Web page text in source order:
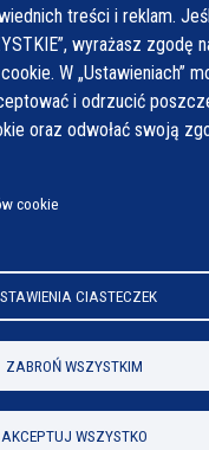
treści i reklam.
wyrażasz zgodę
W „Ustawieniach”
i odrzucić
oraz odwołać swoją
cookie
CIASTECZEK
ZABROŃ WSZYSTKIM
AKCEPTUJ WSZYSTKO